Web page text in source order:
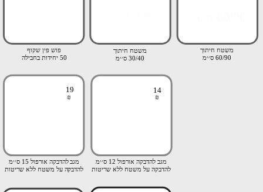
14
19
₪
₪
מגב להדבקה אורפול 12 ס׳׳מ
להדבקה על משטח ללא שריטות
מגב להדבקה אורפול 15 ס׳׳מ
להדבקה על משטח ללא שריטות
משטח חיתוך
30/40 ס׳׳מ
משטח חיתוך
60/90 ס׳׳מ
פוש פין שקוף
50 יחידות בחבילה